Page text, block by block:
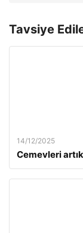
Tavsiye
14/12/2025
Cemevleri